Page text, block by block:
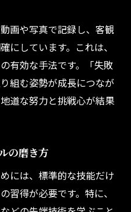
画や写真で記録し、客観
にしています。これは、
有効な手法です。「失敗
組む姿勢が成長につなが
道な努力と挑戦心が結果
の磨き方
には、標準的な技能だけ
習得が必要です。特に、